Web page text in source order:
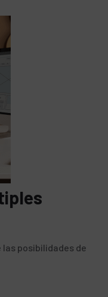
posibilidades de